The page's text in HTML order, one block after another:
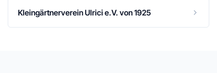
Kleingärtnerverein Ulrici e.V. von 1925